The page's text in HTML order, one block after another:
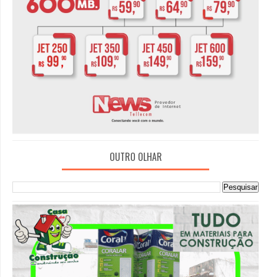
OUTRO OLHAR